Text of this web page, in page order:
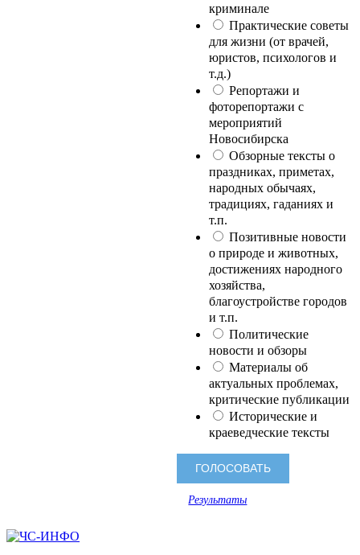
криминале
Практические советы
для жизни (от врачей,
юристов, психологов и
т.д.)
Репортажи и
фоторепортажи с
мероприятий
Новосибирска
Обзорные тексты о
праздниках, приметах,
народных обычаях,
традициях, гаданиях и
т.п.
Позитивные новости
о природе и животных,
достижениях народного
хозяйства,
благоустройстве городов
и т.п.
Политические
новости и обзоры
Материалы об
актуальных проблемах,
критические публикации
Исторические и
краеведческие тексты
Результаты